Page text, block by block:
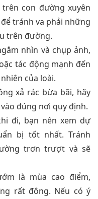
trên con đường xuyên
tránh va phải những
trên đường.
nhìn và chụp ảnh,
tác động mạnh đến
của loài.
xả rác bừa bãi, hãy
đúng nơi quy định.
đi, bạn nên xem dự
bị tốt nhất. Tránh
trơn trượt và sẽ
là mùa cao điểm,
rất đông. Nếu có ý